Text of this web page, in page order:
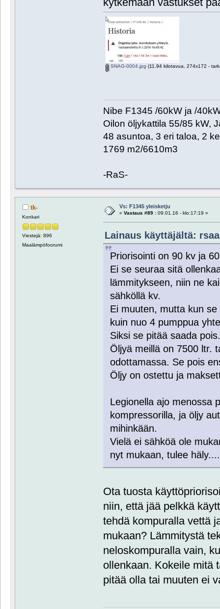
SNAG-0004.jpg (11.94 kilotavua, 274x172 -
Nibe F1345 /60kW ja /
Oilon öljykattila 55/85 kW,
48 asuntoa, 3 eri taloa, 2
1769 m2/6610m3
-RaS-
tk-
Konkari
Viestejä: 896
Maalämpöfoorumi
Vs: F1345 yleisketju
« Vastaus #89 :09.01.16 - klo:17:19 »
Lainaus käyttäjältä:
Priorisointi on 90 kv ja
Ei se seuraa sitä
lämmitykseen, niin ne
sähköllä kv.
Ei muuten, mutta kun
kuin nuo 4 pumppua
Siksi se pitää saada
Öljyä meillä on 7500 ltr.
odottamassa. Se pois
Öljy on ostettu ja
Legionella ajo menossa
kompressorilla, ja öljy
mihinkään.
Vielä ei sähköä ole
nyt mukaan, tulee
Ota tuosta
niin, että jää pelkkä
tehdä kompuralla vettä
mukaan? Lämmitystä
neloskompuralla vain,
ollenkaan. Kokeile mitä
pitää olla tai muuten ei